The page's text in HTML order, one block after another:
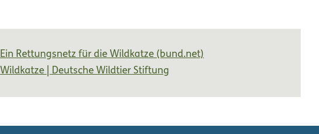
Ein Rettungsnetz für die Wildkatze (bund.net)
Wildkatze | Deutsche Wildtier Stiftung